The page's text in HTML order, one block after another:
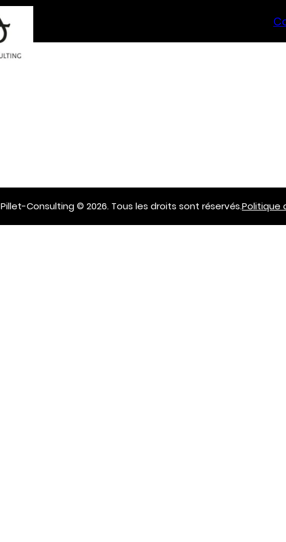
Pillet-Consulting © 2026. Tous les droits sont réservés.Politique